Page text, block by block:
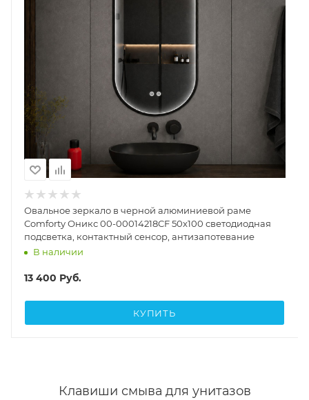
Овальное зеркало в черной алюминиевой раме
Comforty Оникс 00-00014218CF 50x100 светодиодная
подсветка, контактный сенсор, антизапотевание
В наличии
13 400 Руб.
КУПИТЬ
Клавиши смыва для унитазов